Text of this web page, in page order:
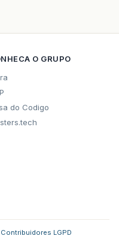
O GRUPO
do Codigo
Contribuidores LGPD